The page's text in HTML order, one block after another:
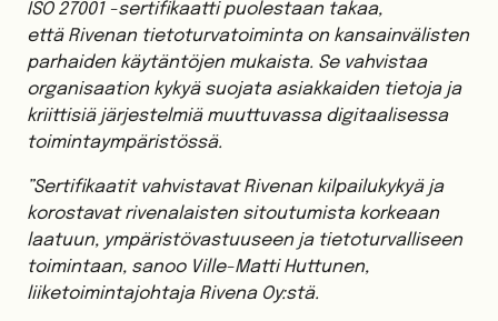
ISO 27001 -sertifikaatti puolestaan takaa,
että Rivenan tietoturvatoiminta on kansainvälisten
parhaiden käytäntöjen mukaista. Se vahvistaa
organisaation kykyä suojata asiakkaiden tietoja ja
kriittisiä järjestelmiä muuttuvassa digitaalisessa
toimintaympäristössä.
”Sertifikaatit vahvistavat Rivenan kilpailukykyä ja
korostavat rivenalaisten sitoutumista korkeaan
laatuun, ympäristövastuuseen ja tietoturvalliseen
toimintaan, sanoo Ville-Matti Huttunen,
liiketoimintajohtaja Rivena Oy:stä.